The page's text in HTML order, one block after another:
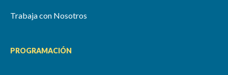
Trabaja con Nosotros
PROGRAMACIÓN